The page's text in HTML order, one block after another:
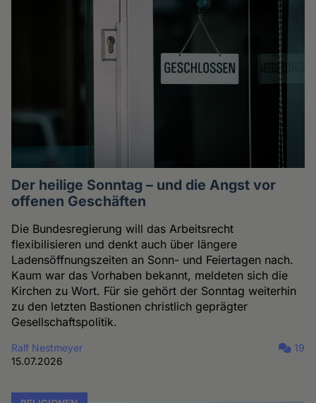
Der heilige Sonntag – und die Angst vor
offenen Geschäften
Die Bundesregierung will das Arbeitsrecht
flexibilisieren und denkt auch über längere
Ladensöffnungszeiten an Sonn- und Feiertagen nach.
Kaum war das Vorhaben bekannt, meldeten sich die
Kirchen zu Wort. Für sie gehört der Sonntag weiterhin
zu den letzten Bastionen christlich geprägter
Gesellschaftspolitik.
Ralf Nestmeyer
15.07.2026
19